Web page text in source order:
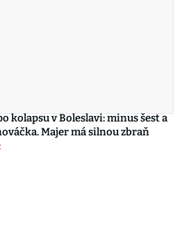
kolapsu v Boleslavi: minus šest a
Majer má silnou zbraň